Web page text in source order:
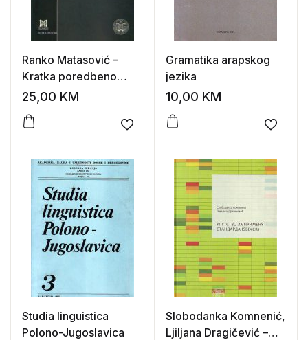
Ranko Matasović –
Kratka poredbeno
povijesna gramatika
25,00 KM
Add to wishlist
Gramatika arapskog
jezika
10,00 KM
Add
Studia linguistica
Polono-Jugoslavica
Slobodanka Komnenić,
Ljiljana Dragičević –